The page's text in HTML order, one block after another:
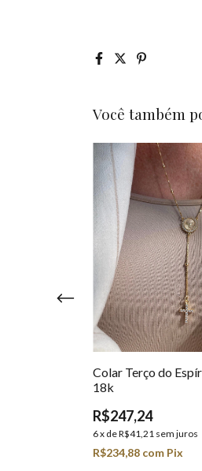
Você também
Colar Terço do
18k
R$247,24
6x deR$41,21 sem juros
R$234,88 com Pix